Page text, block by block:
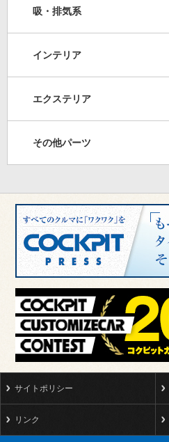
吸・排気系
インテリア
エクステリア
その他パーツ
サイトポリシー
リンク